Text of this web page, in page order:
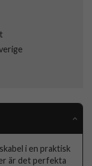
i en praktisk
är det perfekta